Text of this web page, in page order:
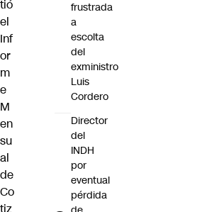
tió
el
Inf
or
m
e
M
en
su
al
de
Co
frustrada
a
escolta
del
exministro
Luis
Cordero
Director
del
INDH
por
eventual
pérdida